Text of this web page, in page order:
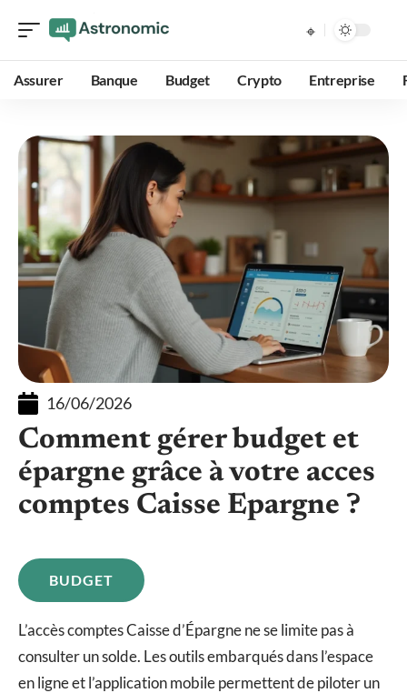
Assurer Banque Budget Crypto Entreprise
16/06/2026
Comment gérer budget et
épargne grâce à votre acces
comptes Caisse Epargne ?
BUDGET
L’accès comptes Caisse d’Épargne ne se limite pas à
consulter un solde. Les outils embarqués dans l’espace
en ligne et l’application mobile permettent de piloter un